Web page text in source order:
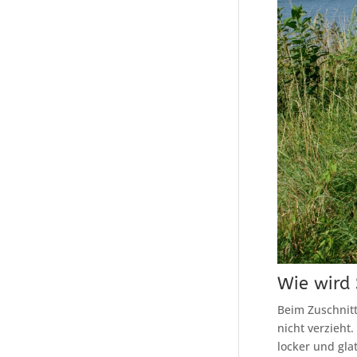
Wie wird
Beim
nicht verzieht.
locker und